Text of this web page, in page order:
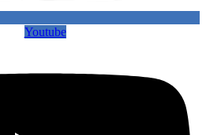
Youtube